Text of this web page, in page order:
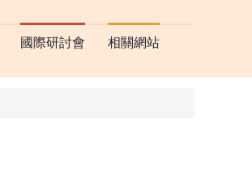
國際研討會 相關網站